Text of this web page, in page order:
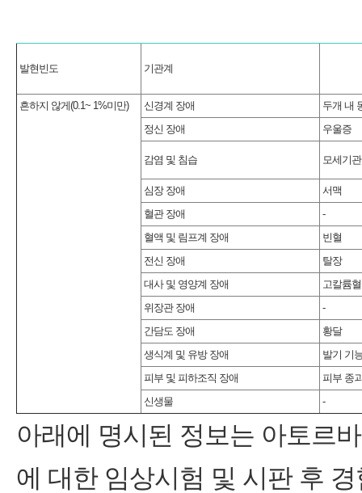
발현빈도 기관계
흔하지 않게(0.1~ 1%미만) 신경계 장애
두개 내
정신 장애
우울증
감염 및 침습 모세기
심장 장애
서맥
혈관 장애
-
혈액 및 림프계 장애
빈혈
전신 장애
탈장
대사 및 영양계 장애
고칼륨
위장관 장애
-
간담도 장애
황달
생식계 및 유방 장애
발기 기
피부 및 피하조직 장애
피부 종
신생물
-
아래에 명시된 정보는 아토르
에 대한 임상시험 및 시판 후